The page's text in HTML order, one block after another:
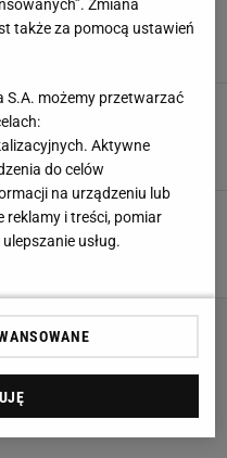
Euro
Smuda znalazł wymówkę.
2022, 15:55
ulice. Tak równo 10 lat
Euro 2012 w Polsce
Zmiana
także za pomocą ustawień
S.A. możemy przetwarzać
Aktywne
do celów
na urządzeniu lub
reklamy i treści, pomiar
usług.